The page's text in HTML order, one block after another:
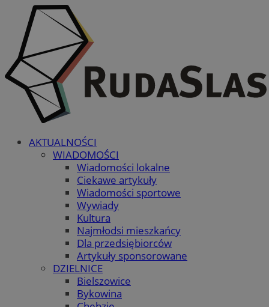
AKTUALNOŚCI
WIADOMOŚCI
Wiadomości lokalne
Ciekawe artykuły
Wiadomości sportowe
Wywiady
Kultura
Najmłodsi mieszkańcy
Dla przedsiębiorców
Artykuły sponsorowane
DZIELNICE
Bielszowice
Bykowina